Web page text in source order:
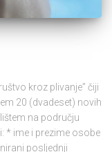
kroz plivanje” čiji
20 (dvadeset) novih
na području
* ime i prezime osobe
posljednji